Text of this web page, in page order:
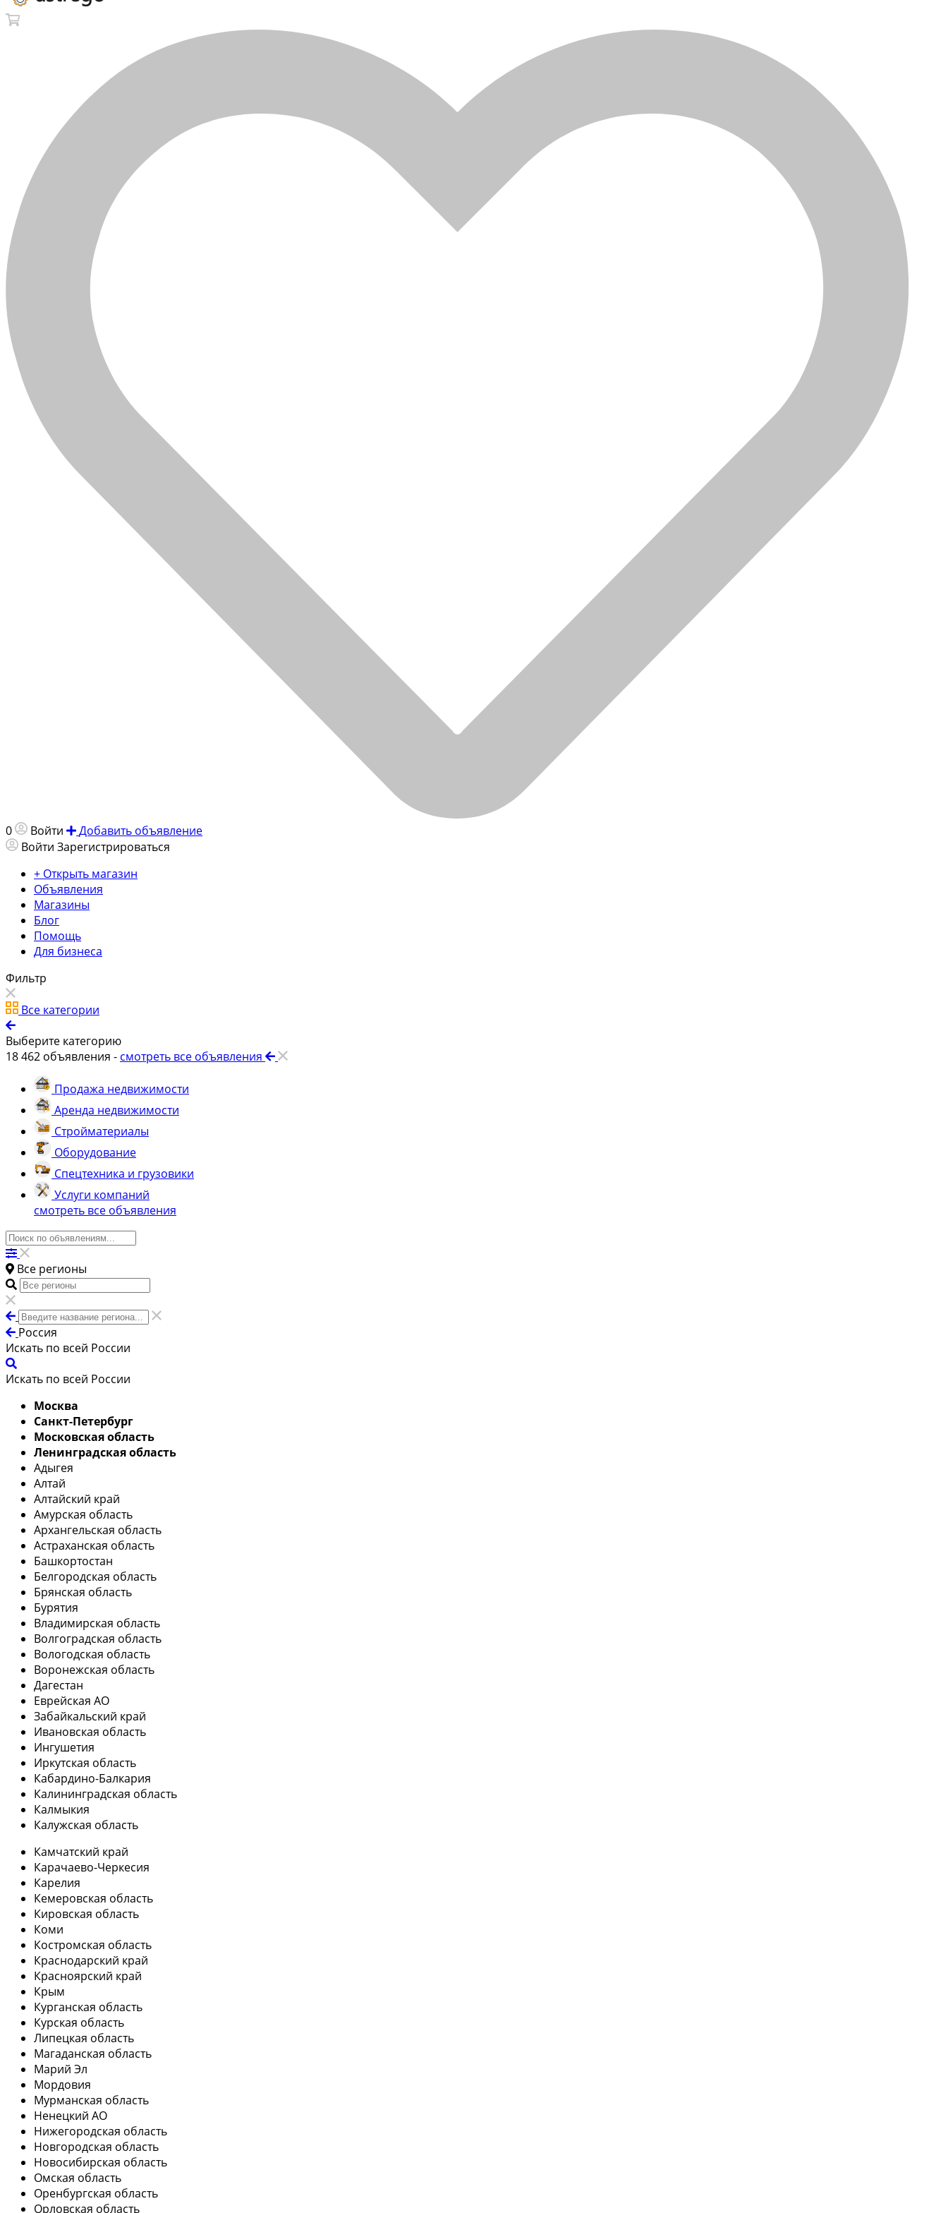
0 Войти
Добавить объявление
Войти Зарегистрироваться
+ Открыть магазин
Объявления
Магазины
Блог
Помощь
Для бизнеса
Фильтр
Все категории
Выберите категорию
18 462 объявления - смотреть все объявления
Продажа недвижимости
Аренда недвижимости
Стройматериалы
Оборудование
Спецтехника и грузовики
Услуги компаний
смотреть все объявления
Все регионы
Россия
Искать по всей России
Искать по всей России
Москва
Санкт-Петербург
Московская область
Ленинградская область
Адыгея
Алтай
Алтайский край
Амурская область
Архангельская область
Астраханская область
Башкортостан
Белгородская область
Брянская область
Бурятия
Владимирская область
Волгоградская область
Вологодская область
Воронежская область
Дагестан
Еврейская АО
Забайкальский край
Ивановская область
Ингушетия
Иркутская область
Кабардино-Балкария
Калининградская область
Калмыкия
Калужская область
Камчатский край
Карачаево-Черкесия
Карелия
Кемеровская область
Кировская область
Коми
Костромская область
Краснодарский край
Красноярский край
Крым
Курганская область
Курская область
Липецкая область
Магаданская область
Марий Эл
Мордовия
Мурманская область
Ненецкий АО
Нижегородская область
Новгородская область
Новосибирская область
Омская область
Оренбургская область
Орловская область